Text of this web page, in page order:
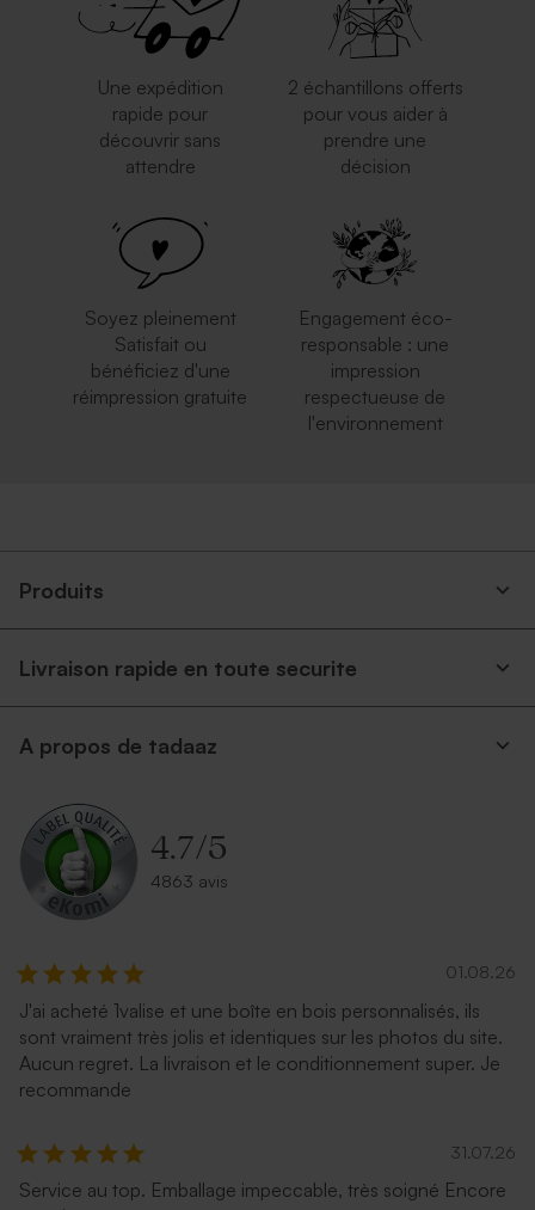
Enveloppe communion
Enveloppe communion bleu
nuit
Enveloppe communion rose
nude
Une expédition
rapide pour
découvrir sans
attendre
2 échantillons offerts
pour vous aider à
prendre une
décision
Soyez pleinement
Satisfait ou
bénéficiez d'une
réimpression gratuite
Engagement éco-
responsable : une
impression
respectueuse de
l'environnement
Produits
Livraison rapide en toute securite
A propos de tadaaz
4.7/5
4863 avis
01.08.26
J'ai acheté 1valise et une boîte en bois personnalisés, ils
sont vraiment très jolis et identiques sur les photos du site.
Aucun regret. La livraison et le conditionnement super. Je
recommande
31.07.26
Service au top. Emballage impeccable, très soigné Encore